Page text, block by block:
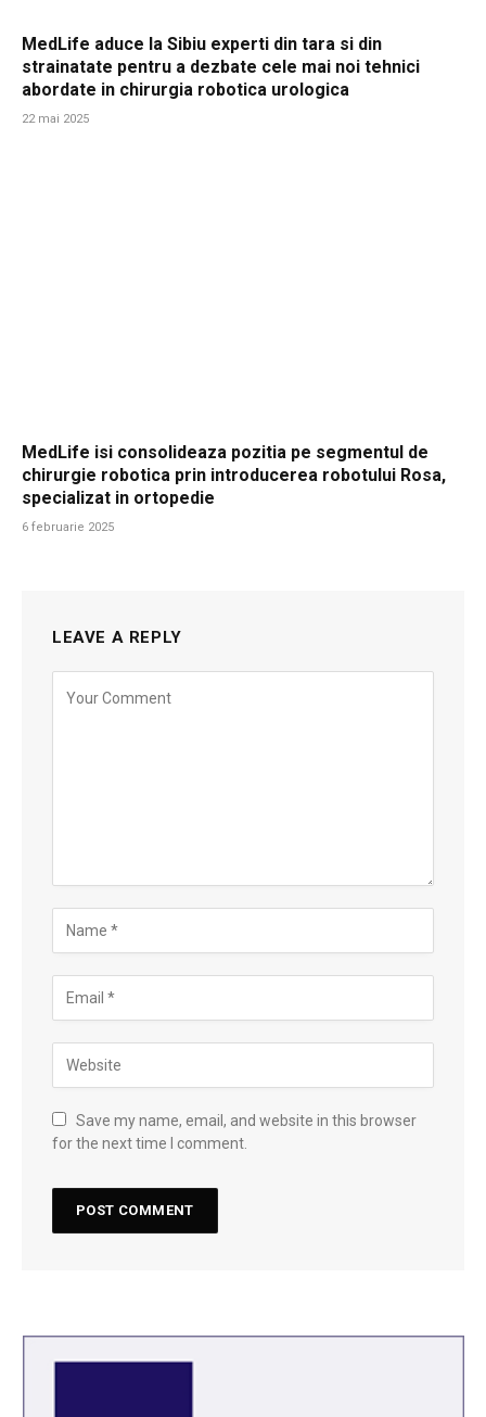
MedLife aduce la Sibiu experti din tara si din
strainatate pentru a dezbate cele mai noi tehnici
abordate in chirurgia robotica urologica
22 mai 2025
MedLife isi consolideaza pozitia pe segmentul de
chirurgie robotica prin introducerea robotului Rosa,
specializat in ortopedie
6 februarie 2025
LEAVE A REPLY
Save my name, email, and website in this browser
for the next time I comment.